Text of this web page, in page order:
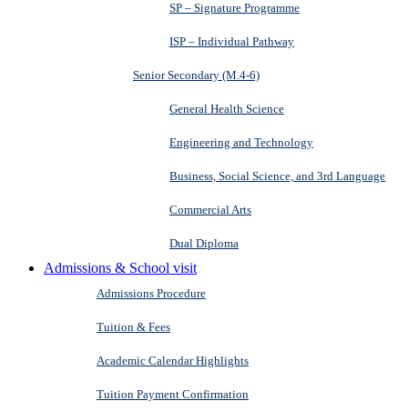
SP – Signature Programme
ISP – Individual Pathway
Senior Secondary (M.4-6)
General Health Science
Engineering and Technology
Business, Social Science, and 3rd Language
Commercial Arts
Dual Diploma
Admissions & School visit
Admissions Procedure
Tuition & Fees
Academic Calendar Highlights
Tuition Payment Confirmation